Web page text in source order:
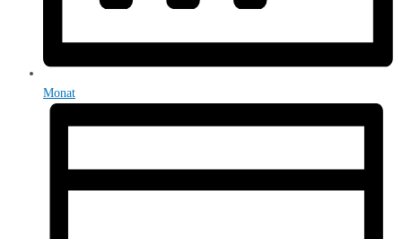
Monat